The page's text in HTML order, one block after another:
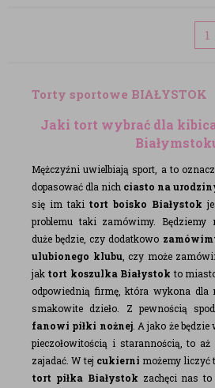
1
Torty sportowe BIAŁYSTOK
Jaki tort wybrać dla
Mężczyźni uwielbiają sport, a to
dopasować dla nich ciasto na
się im taki tort boisko Białystok
problemu taki zamówimy. Będziemy
duże będzie, czy dodatkowo
ulubionego klubu, czy może
jak tort koszulka Białystok to
odpowiednią firmę, która wykona dla
smakowite dzieło. Z pewnością
fanowi piłki nożnej. A jako że
pieczołowitością i starannością, to
zajadać. W tej cukierni możemy liczyć
tort piłka Białystok zachęci nas